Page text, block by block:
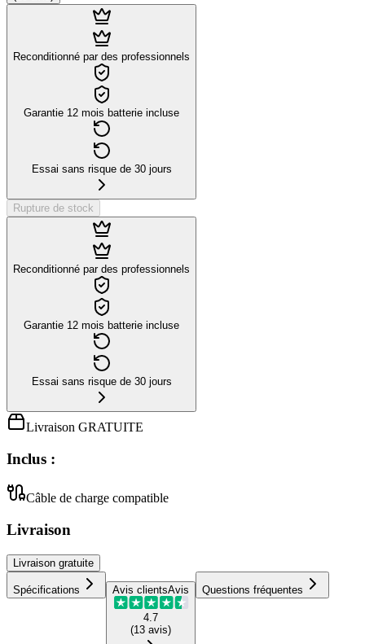
Reconditionné par des professionnels
Garantie 12 mois batterie incluse
Essai sans risque de 30 jours
Rupture de stock
Reconditionné par des professionnels
Garantie 12 mois batterie incluse
Essai sans risque de 30 jours
Livraison GRATUITE
Inclus :
Câble de charge compatible
Livraison
Livraison gratuite
Spécifications Avis clientsAvis
4.7
(13 avis)
Questions fréquentes